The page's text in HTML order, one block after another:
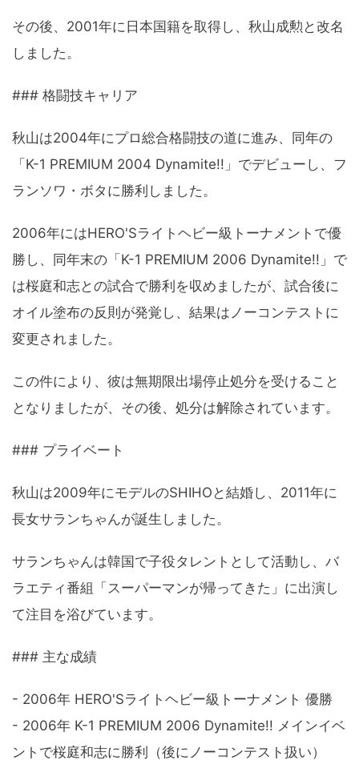
その後、2001年に日本国籍を取得し、秋山成勲と改名
しました。
### 格闘技キャリア
秋山は2004年にプロ総合格闘技の道に進み、同年の
「K-1 PREMIUM 2004 Dynamite!!」でデビューし、フ
ランソワ・ボタに勝利しました。
2006年にはHERO'Sライトヘビー級トーナメントで優
勝し、同年末の「K-1 PREMIUM 2006 Dynamite!!」で
は桜庭和志との試合で勝利を収めましたが、試合後に
オイル塗布の反則が発覚し、結果はノーコンテストに
変更されました。
この件により、彼は無期限出場停止処分を受けること
となりましたが、その後、処分は解除されています。
### プライベート
秋山は2009年にモデルのSHIHOと結婚し、2011年に
長女サランちゃんが誕生しました。
サランちゃんは韓国で子役タレントとして活動し、バ
ラエティ番組「スーパーマンが帰ってきた」に出演し
て注目を浴びています。
### 主な成績
- 2006年 HERO'Sライトヘビー級トーナメント 優勝
- 2006年 K-1 PREMIUM 2006 Dynamite!! メインイベ
ントで桜庭和志に勝利（後にノーコンテスト扱い）